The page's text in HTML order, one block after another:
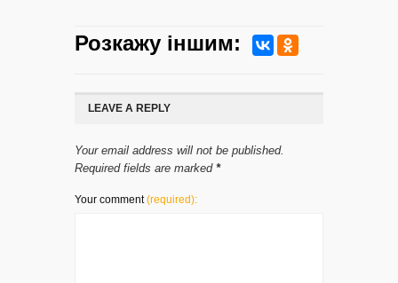
Розкажу iншим:
LEAVE A REPLY
Your email address will not be published.
Required fields are marked *
Your comment(required):